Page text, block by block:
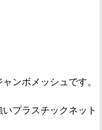
ンボメッシュです。
プラスチックネット